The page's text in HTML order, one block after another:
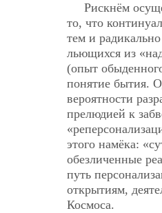
Рискнём
то, что
тем и
льющихся из
(опыт
понятие бытия.
вероятности
прелюдией к
этого намёка:
обезличенные
путь
открытиям,
Космоса.